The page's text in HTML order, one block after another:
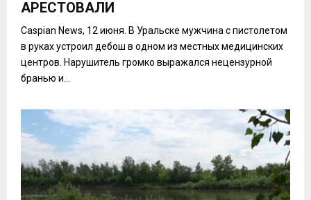
АРЕСТОВАЛИ
Caspian News, 12 июня. В Уральске мужчина с пистолетом
в руках устроил дебош в одном из местных медицинских
центров. Нарушитель громко выражался нецензурной
бранью и...